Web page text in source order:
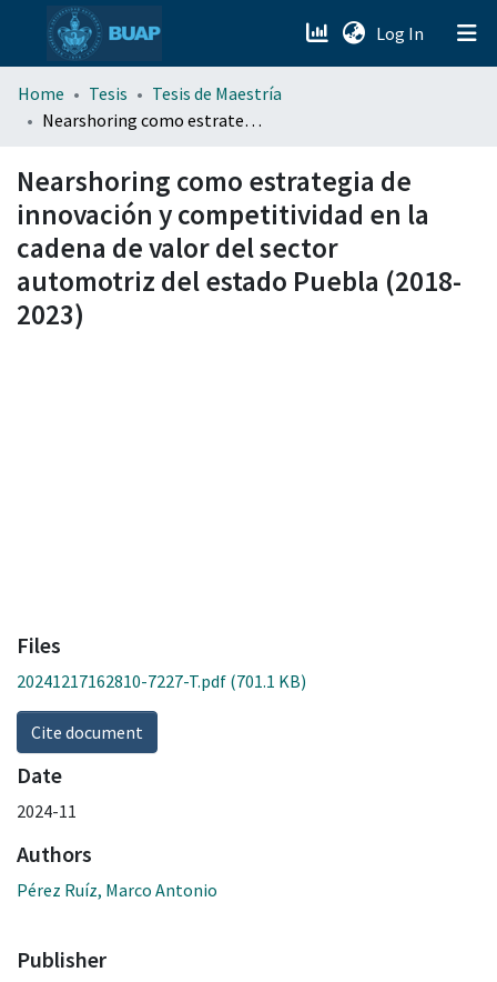
Log In (current)
menu.section.about_menu
Home Tesis
Tesis de Maestría
Nearshoring como estrategia de innovación y competitividad en la cadena de valor del sector automotriz del estado Puebla (2018-2023)
Nearshoring como estrategia de
innovación y competitividad en la
cadena de valor del sector
automotriz del estado Puebla (2018-
2023)
Files
20241217162810-7227-T.pdf (701.1 KB)
Cite document
Date
2024-11
Authors
Pérez Ruíz, Marco Antonio
Publisher